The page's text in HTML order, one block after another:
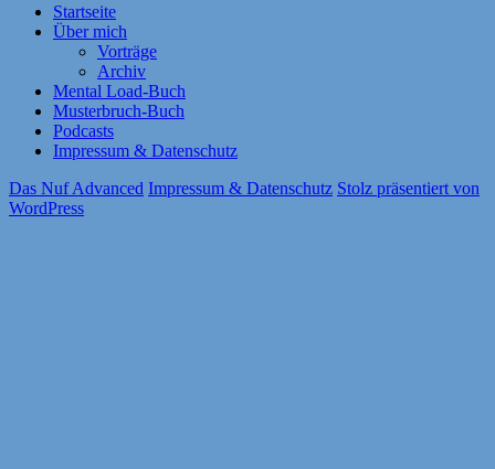
Startseite
Über mich
Vorträge
Archiv
Mental Load-Buch
Musterbruch-Buch
Podcasts
Impressum & Datenschutz
Das Nuf Advanced Impressum & Datenschutz Stolz präsentiert von
WordPress